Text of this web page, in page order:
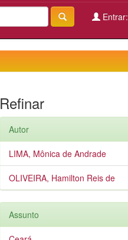
Entrar:
Refinar
Autor
LIMA, Mônica de Andrade
OLIVEIRA, Hamilton Reis de
Assunto